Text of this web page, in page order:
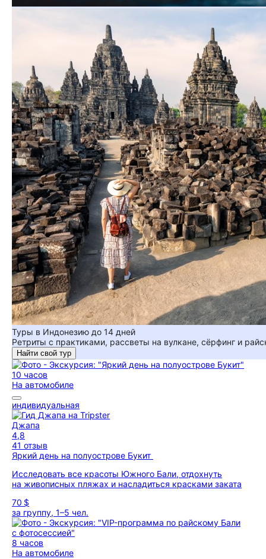
Туры в Индонезию до 14 дней
Ретриты с практиками, рассветы на вулкане, сёрфинг и
Найти свой тур
10 часов
На автомобиле
индивидуальная
Джапа
4,8
41 отзыв
Яркий день на полуострове Букит
Исследовать все красоты Южного Бали, отдохнуть
на живописных пляжах и насладиться красками заката
70 $
за группу, 1–5 чел.
8 часов
На автомобиле